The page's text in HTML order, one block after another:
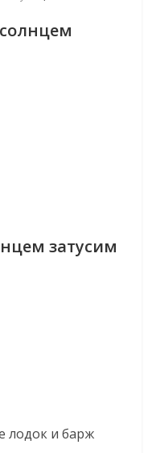
затусим
лодок и барж